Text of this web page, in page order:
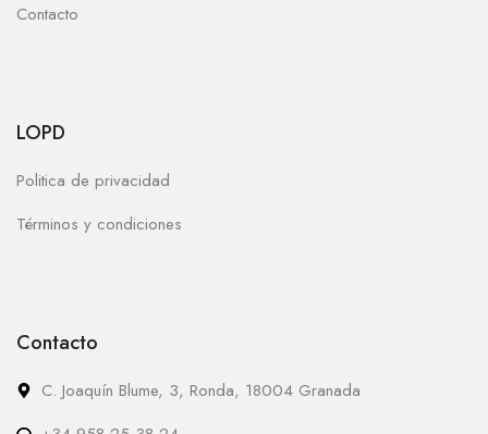
Contacto
LOPD
Politica de privacidad
Términos y condiciones
Contacto
C. Joaquín Blume, 3, Ronda, 18004 Granada